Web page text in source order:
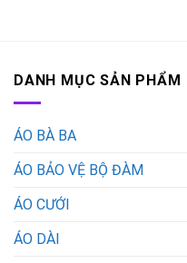
DANH MỤC SẢN PHẨM
ÁO BÀ BA
ÁO BẢO VỆ BỘ ĐÀM
ÁO CƯỚI
ÁO DÀI